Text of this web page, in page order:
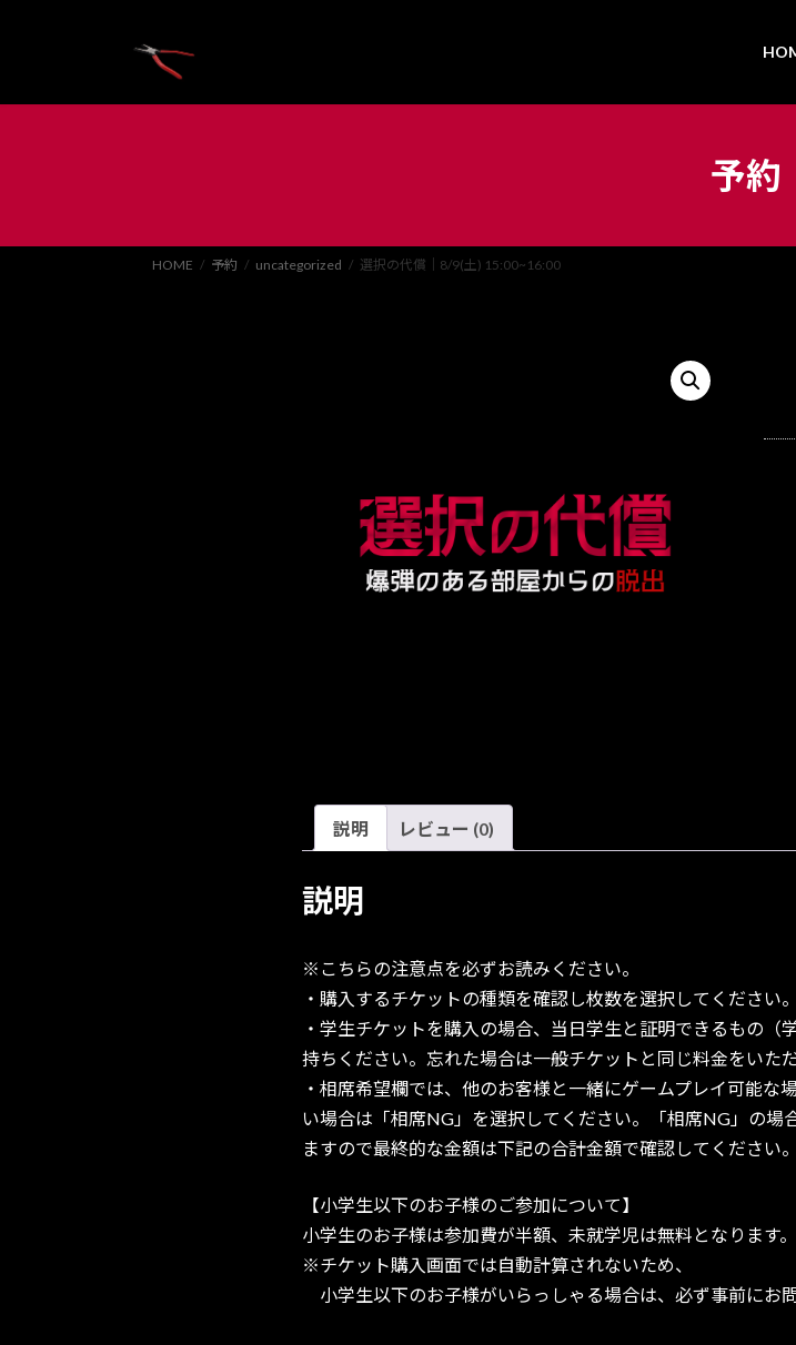
プ
動
予約
HOME 予約 uncategorized 選択の代償｜8/9(土) 15:00~16:00
説明 レビュー (0)
説明
※こちらの注意点を必ずお読みください。
・購入するチケットの種類を確認し枚数を選択してください。
・学生チケットを購入の場合、当日学生と証明できるもの
持ちください。忘れた場合は一般チケットと同じ料金をいた
・相席希望欄では、他のお客様と一緒にゲームプレイ可能
い場合は「相席NG」を選択してください。「相席NG」の場
ますので最終的な金額は下記の合計金額で確認してください。
【小学生以下のお子様のご参加について】
小学生のお子様は参加費が半額、未就学児は無料となります。
※チケット購入画面では自動計算されないため、
小学生以下のお子様がいらっしゃる場合は、必ず事前にお